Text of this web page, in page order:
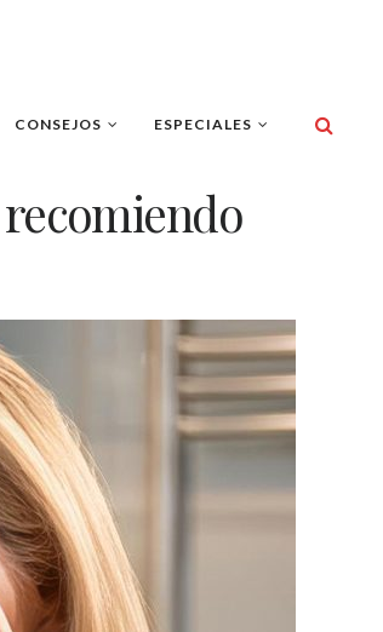
CONSEJOS ESPECIALES
recomiendo